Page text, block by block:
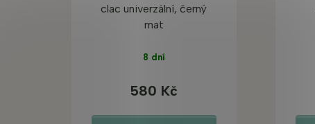
clac univerzální, černý
mat
8 dní
580 Kč